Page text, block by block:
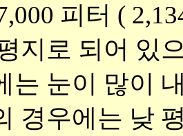
피터 (
지로 되어 있
는 눈이 많이
경우에는 낮